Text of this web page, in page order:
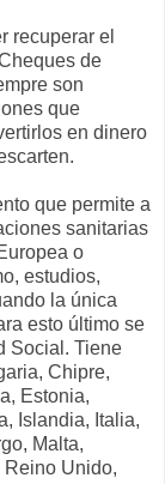
recuperar el
de
son
que
en dinero
que permite a
sanitarias
o
estudios,
la única
esto último se
Social. Tiene
Chipre,
Estonia,
Islandia, Italia,
Malta,
Reino Unido,